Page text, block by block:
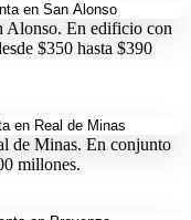
Alonso. En edificio con
$350 hasta $390
de Minas. En conjunto
millones.